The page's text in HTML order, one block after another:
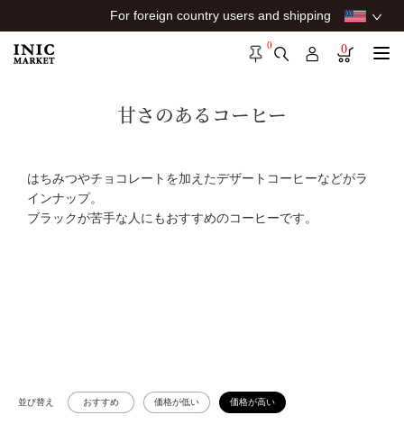
For foreign country users and shipping
0 0
甘さのあるコーヒー
はちみつやチョコレートを加えたデザートコーヒーなどがラ
インナップ。
ブラックが苦手な人にもおすすめのコーヒーです。
並び替え おすすめ 価格が低い 価格が高い